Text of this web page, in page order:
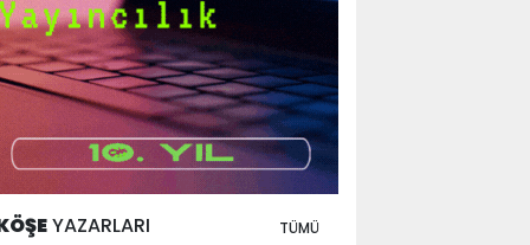
YAZARLARI TÜMÜ